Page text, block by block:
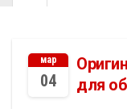
мар
04
для